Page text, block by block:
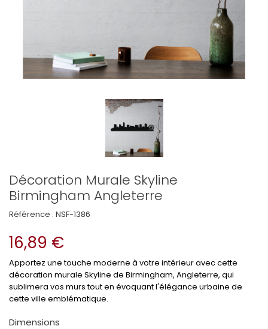
Décoration Murale Skyline
Birmingham Angleterre
Référence : NSF-1386
16,89 €
Apportez une touche moderne à votre intérieur avec cette
décoration murale Skyline de Birmingham, Angleterre, qui
sublimera vos murs tout en évoquant l'élégance urbaine de
cette ville emblématique.
Dimensions